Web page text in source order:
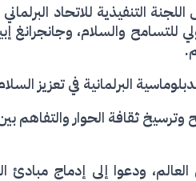
والسلام، وجانجرانغ
ثقافة الحوار والتفاهم
ودعوا إلى إدماج مبادئ